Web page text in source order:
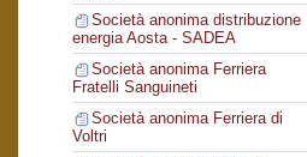
Società anonima distribuzione
energia Aosta - SADEA
Società anonima Ferriera
Fratelli Sanguineti
Società anonima Ferriera di
Voltri